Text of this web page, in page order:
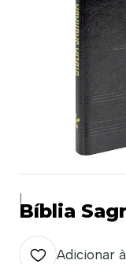
Bíblia
Adicionar